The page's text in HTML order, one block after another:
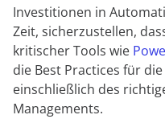
Investitionen in
Zeit, sicherzustellen,
kritischer Tools wie
die Best Practices für
einschließlich des
Managements.